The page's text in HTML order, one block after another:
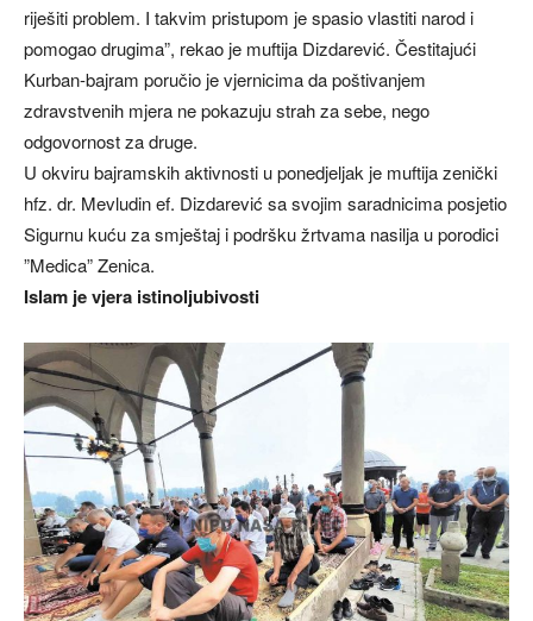
riješiti problem. I takvim pristupom je spasio vlastiti narod i
pomogao drugima”, rekao je muftija Dizdarević. Čestitajući
Kurban-bajram poručio je vjernicima da poštivanjem
zdravstvenih mjera ne pokazuju strah za sebe, nego
odgovornost za druge.
U okviru bajramskih aktivnosti u ponedjeljak je muftija zenički
hfz. dr. Mevludin ef. Dizdarević sa svojim saradnicima posjetio
Sigurnu kuću za smještaj i podršku žrtvama nasilja u porodici
”Medica” Zenica.
Islam je vjera istinoljubivosti